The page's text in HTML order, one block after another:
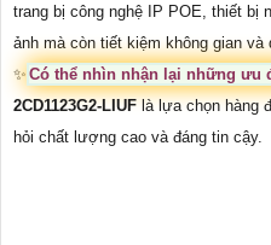
trang bị công nghệ IP POE, thiết bị
ảnh mà còn tiết kiệm không gian và
✨ Có thể nhìn nhận lại những ưu
2CD1123G2-LIUFlà lựa chọn hàng
hỏi chất lượng cao và đáng tin cậy.